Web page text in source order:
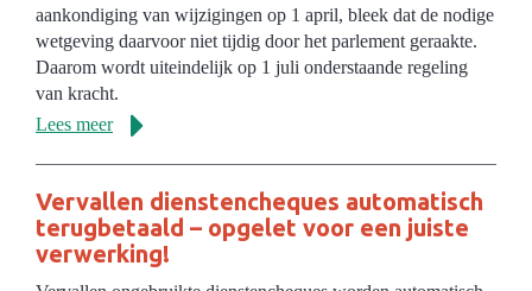
aankondiging van wijzigingen op 1 april, bleek dat de nodige
wetgeving daarvoor niet tijdig door het parlement geraakte.
Daarom wordt uiteindelijk op 1 juli onderstaande regeling
van kracht.
Lees meer
Vervallen dienstencheques automatisch
terugbetaald – opgelet voor een juiste
verwerking!